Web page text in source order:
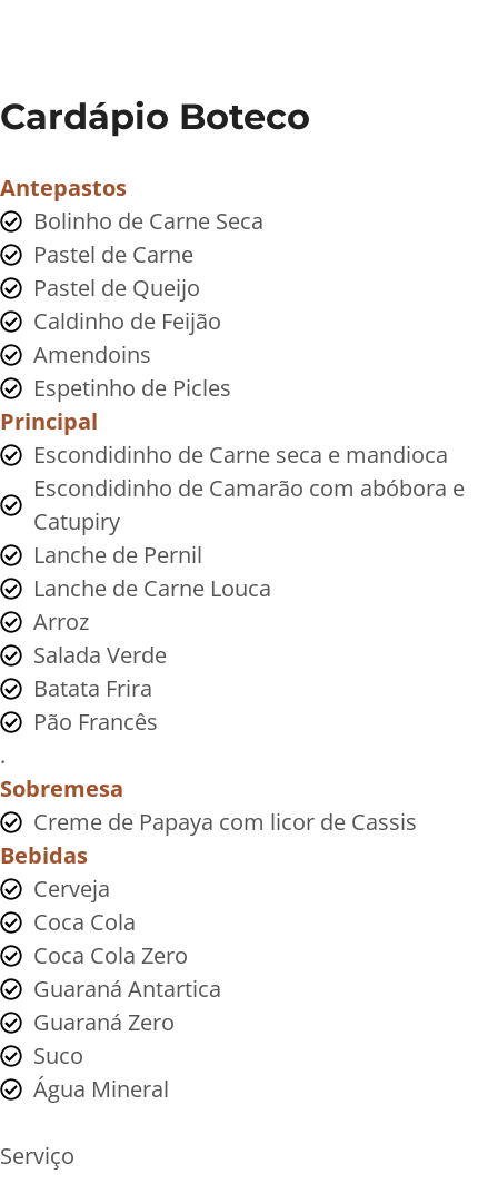
Cardápio Boteco
Antepastos
Bolinho de Carne Seca
Pastel de Carne
Pastel de Queijo
Caldinho de Feijão
Amendoins
Espetinho de Picles
Principal
Escondidinho de Carne seca e mandioca
Escondidinho de Camarão com abóbora e
Catupiry
Lanche de Pernil
Lanche de Carne Louca
Arroz
Salada Verde
Batata Frira
Pão Francês
.
Sobremesa
Creme de Papaya com licor de Cassis
Bebidas
Cerveja
Coca Cola
Coca Cola Zero
Guaraná Antartica
Guaraná Zero
Suco
Água Mineral
Serviço